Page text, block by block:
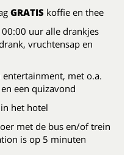
GRATIS koffie en thee
uur alle drankjes
vruchtensap en
met o.a.
een quizavond
het hotel
met de bus en/of trein
is op 5 minuten